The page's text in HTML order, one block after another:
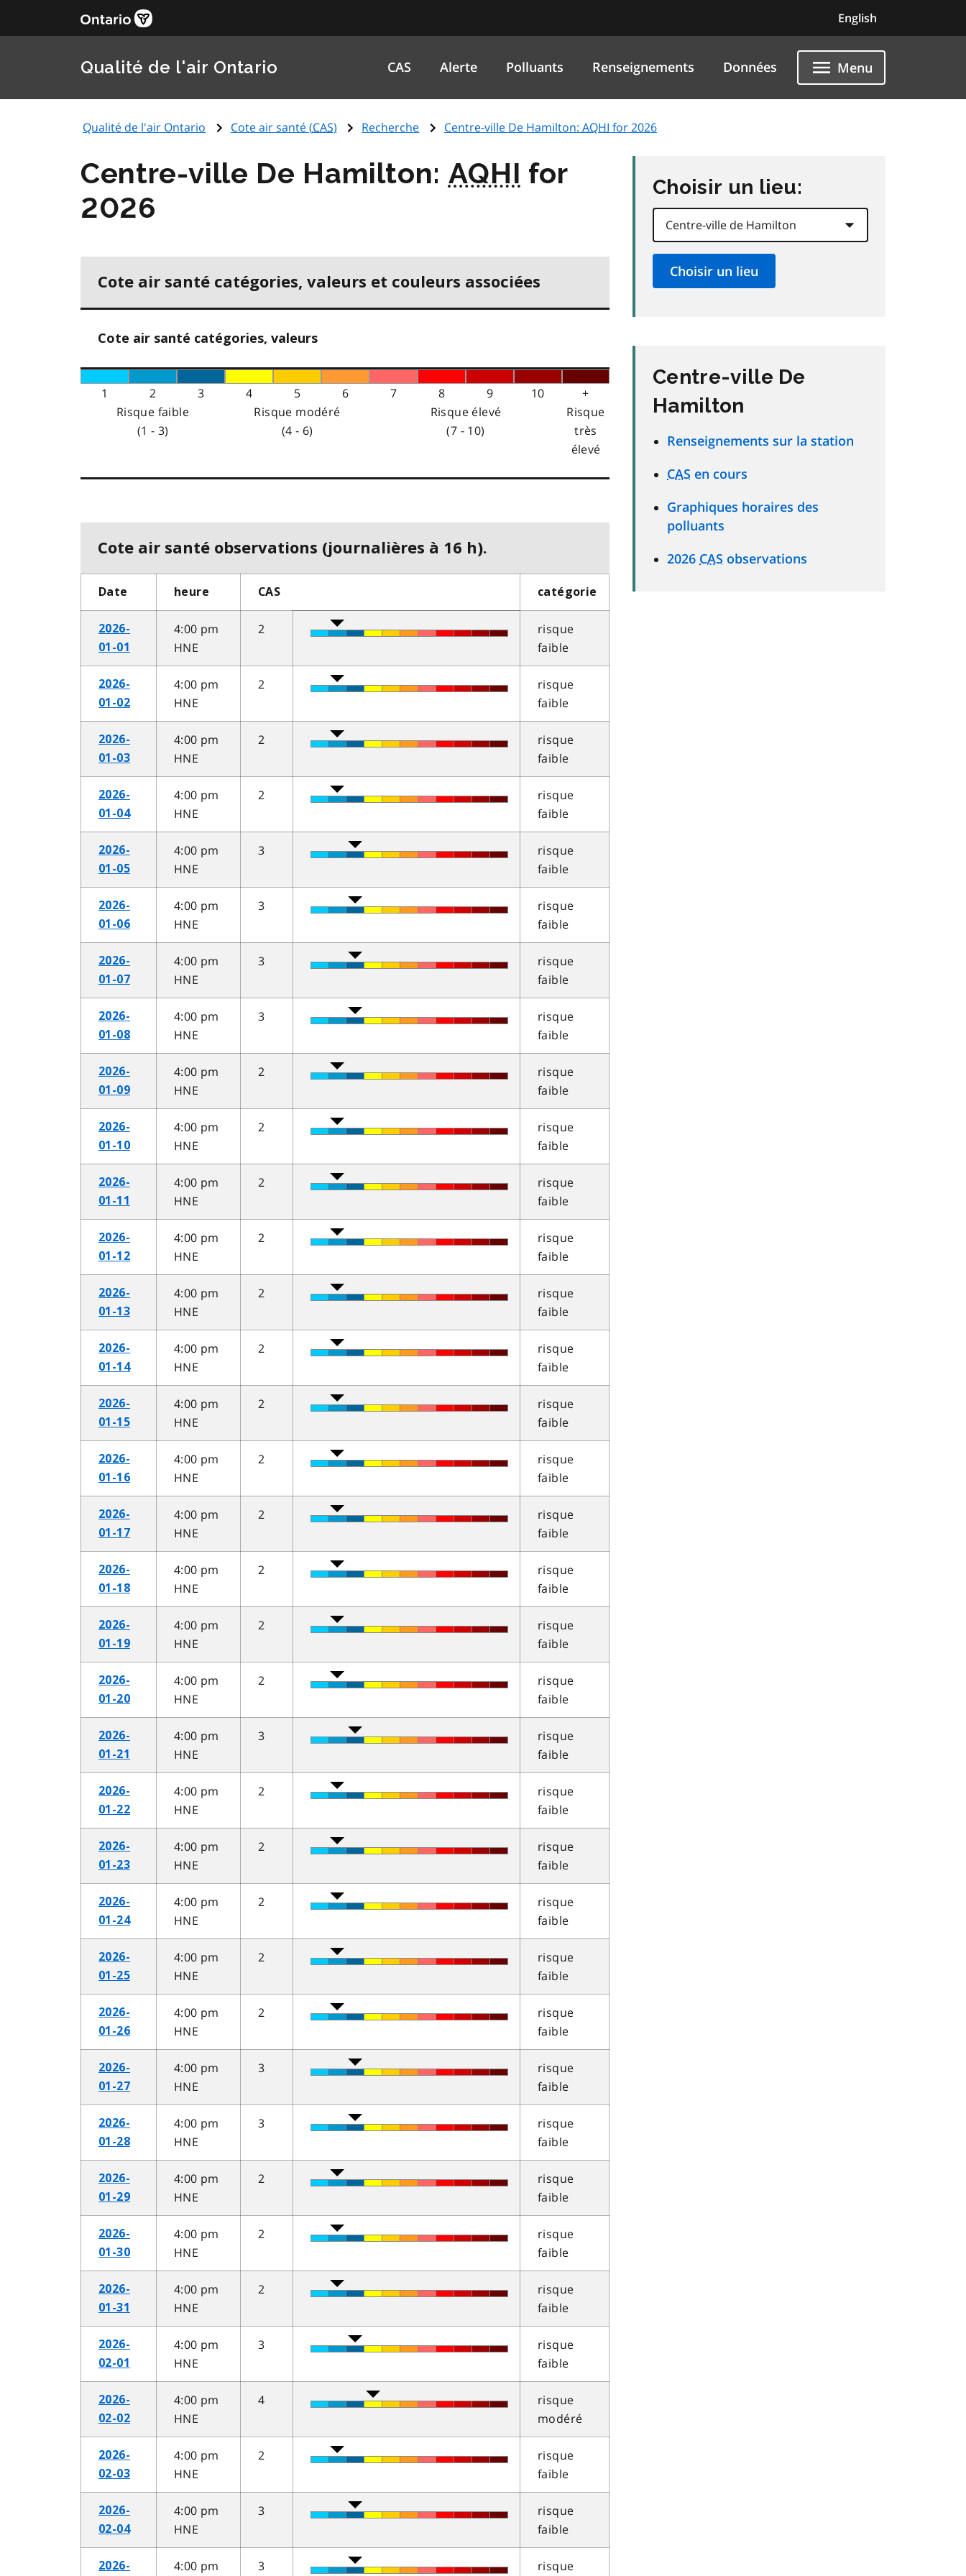
English
Qualité de l'air Ontario CAS Alerte Polluants Renseignements Données Menu
Qualité de l'air Ontario Cote air santé (CAS) Recherche Centre-ville De Hamilton: AQHI for 2026
Centre-ville De Hamilton: AQHI for
2026
Cote air santé catégories, valeurs et couleurs associées
Cote air santé catégories, valeurs
1 2 3 4 5 6 7 8 9 10
+
Risque faible
(1 - 3)
Risque modéré
(4 - 6)
Risque élevé
(7 - 10)
Risque
très
élevé
Cote air santé observations (journalières à 16 h).
Date heure CAS catégorie
2026-
01-01
4:00 pm
HNE
2
risque
faible
2026-
01-02
4:00 pm
HNE
2
risque
faible
2026-
01-03
4:00 pm
HNE
2
risque
faible
2026-
01-04
4:00 pm
HNE
2
risque
faible
2026-
01-05
4:00 pm
HNE
3
risque
faible
2026-
01-06
4:00 pm
HNE
3
risque
faible
2026-
01-07
4:00 pm
HNE
3
risque
faible
2026-
01-08
4:00 pm
HNE
3
risque
faible
2026-
01-09
4:00 pm
HNE
2
risque
faible
2026-
01-10
4:00 pm
HNE
2
risque
faible
2026-
01-11
4:00 pm
HNE
2
risque
faible
2026-
01-12
4:00 pm
HNE
2
risque
faible
2026-
01-13
4:00 pm
HNE
2
risque
faible
2026-
01-14
4:00 pm
HNE
2
risque
faible
2026-
01-15
4:00 pm
HNE
2
risque
faible
2026-
01-16
4:00 pm
HNE
2
risque
faible
2026-
01-17
4:00 pm
HNE
2
risque
faible
2026-
01-18
4:00 pm
HNE
2
risque
faible
2026-
01-19
4:00 pm
HNE
2
risque
faible
2026-
01-20
4:00 pm
HNE
2
risque
faible
2026-
01-21
4:00 pm
HNE
3
risque
faible
2026-
01-22
4:00 pm
HNE
2
risque
faible
2026-
01-23
4:00 pm
HNE
2
risque
faible
2026-
01-24
4:00 pm
HNE
2
risque
faible
2026-
01-25
4:00 pm
HNE
2
risque
faible
2026-
01-26
4:00 pm
HNE
2
risque
faible
2026-
01-27
4:00 pm
HNE
3
risque
faible
2026-
01-28
4:00 pm
HNE
3
risque
faible
2026-
01-29
4:00 pm
HNE
2
risque
faible
2026-
01-30
4:00 pm
HNE
2
risque
faible
2026-
01-31
4:00 pm
HNE
2
risque
faible
2026-
02-01
4:00 pm
HNE
3
risque
faible
2026-
02-02
4:00 pm
HNE
4
risque
modéré
2026-
02-03
4:00 pm
HNE
2
risque
faible
2026-
02-04
4:00 pm
HNE
3
risque
faible
2026- 4:00 pm 3 risque
Choisir un lieu:
Centre-ville De
Hamilton
Renseignements sur la station
CAS en cours
Graphiques horaires des
polluants
2026 CAS observations